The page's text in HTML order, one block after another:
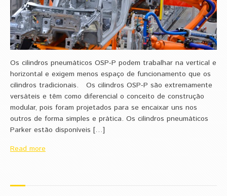
Os cilindros pneumáticos OSP-P podem trabalhar na vertical e
horizontal e exigem menos espaço de funcionamento que os
cilindros tradicionais. Os cilindros OSP-P são extremamente
versáteis e têm como diferencial o conceito de construção
modular, pois foram projetados para se encaixar uns nos
outros de forma simples e prática. Os cilindros pneumáticos
Parker estão disponíveis […]
Read more